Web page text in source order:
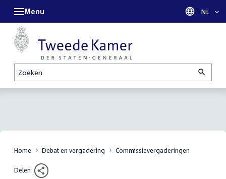
Zoeken
Menu Taal
NL
Home Debat en vergadering Commissievergaderingen
Delen